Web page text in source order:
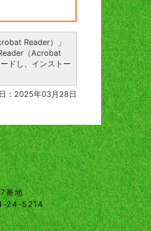
Reader）」
（Acrobat
ドし、インストー
：2025年03月28日
番地
24-5214